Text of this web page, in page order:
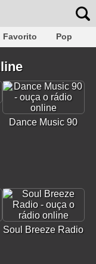
Favorito
Pop
Dance Music 90
Soul Breeze Radio